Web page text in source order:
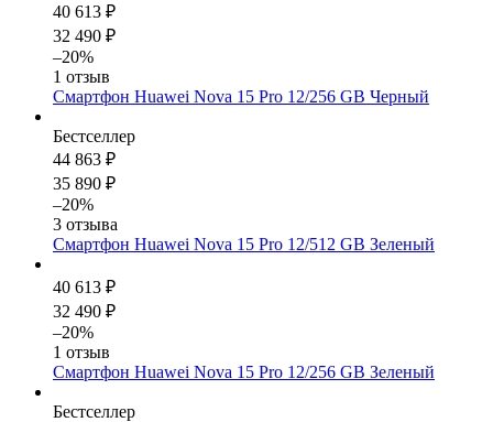
40 613 ₽
32 490 ₽
–20%
1 отзыв
Смартфон Huawei Nova 15 Pro 12/256 GB Черный
Бестселлер
44 863 ₽
35 890 ₽
–20%
3 отзыва
Смартфон Huawei Nova 15 Pro 12/512 GB Зеленый
40 613 ₽
32 490 ₽
–20%
1 отзыв
Смартфон Huawei Nova 15 Pro 12/256 GB Зеленый
Бестселлер